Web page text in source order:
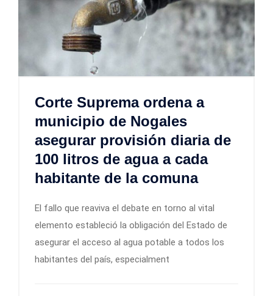
Corte Suprema ordena a
municipio de Nogales
asegurar provisión diaria de
100 litros de agua a cada
habitante de la comuna
El fallo que reaviva el debate en torno al vital
elemento estableció la obligación del Estado de
asegurar el acceso al agua potable a todos los
habitantes del país, especialment